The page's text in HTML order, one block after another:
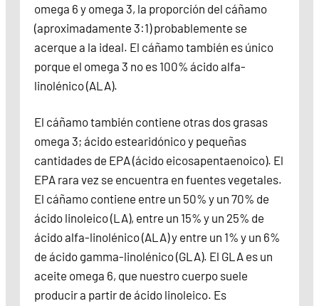
omega 6 y omega 3, la proporción del cáñamo
(aproximadamente 3:1) probablemente se
acerque a la ideal. El cáñamo también es único
porque el omega 3 no es 100% ácido alfa-
linolénico (ALA).
El cáñamo también contiene otras dos grasas
omega 3; ácido estearidónico y pequeñas
cantidades de EPA (ácido eicosapentaenoico). El
EPA rara vez se encuentra en fuentes vegetales.
El cáñamo contiene entre un 50% y un 70% de
ácido linoleico (LA), entre un 15% y un 25% de
ácido alfa-linolénico (ALA) y entre un 1% y un 6%
de ácido gamma-linolénico (GLA). El GLA es un
aceite omega 6, que nuestro cuerpo suele
producir a partir de ácido linoleico. Es